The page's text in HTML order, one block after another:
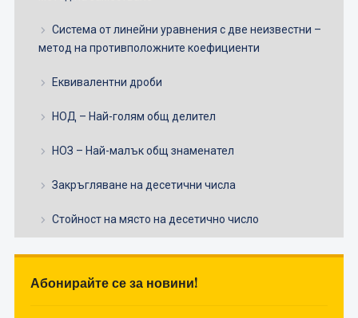
Система от линейни уравнения с две неизвестни –
метод на противположните коефициенти
Еквивалентни дроби
НОД – Най-голям общ делител
НОЗ – Най-малък общ знаменател
Закръгляване на десетични числа
Стойност на място на десетично число
Абонирайте се за новини!